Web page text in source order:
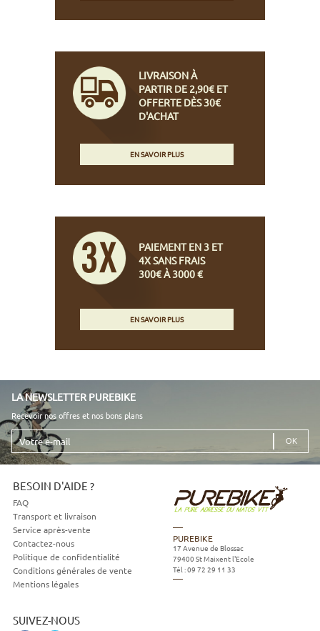
LIVRAISON À
PARTIR DE 2,90€ ET
OFFERTE DÈS 30€
D'ACHAT
EN SAVOIR PLUS
PAIEMENT EN 3 ET
4X SANS FRAIS
300€ À 3000 €
EN SAVOIR PLUS
LA NEWSLETTER PUREBIKE
Recevoir nos offres et nos bons plans
Votre
e-
mail
BESOIN D'AIDE ?
FAQ
Transport et livraison
Service après-vente
Contactez-nous
Politique de confidentialité
Conditions générales de vente
Mentions légales
SUIVEZ-NOUS
PUREBIKE
17 Avenue de Blossac
79400 St Maixent l'Ecole
Tél :09 72 29 11 33